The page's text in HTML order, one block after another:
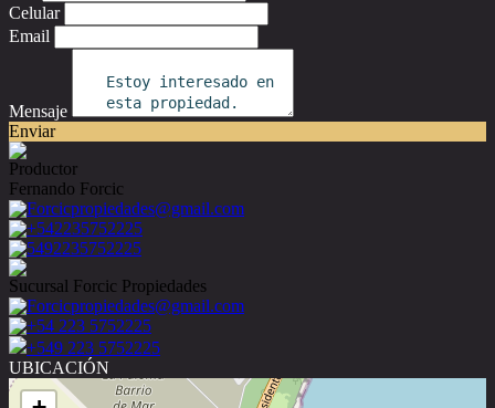
Celular
Email
Mensaje
Enviar
Productor
Fernando Forcic
Forcicpropiedades@gmail.com
+542235752225
5492235752225
Sucursal Forcic Propiedades
Forcicpropiedades@gmail.com
+54 223 5752225
+549 223 5752225
UBICACIÓN